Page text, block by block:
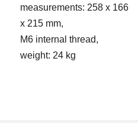
measurements: 258 x 166
x 215 mm,
M6 internal thread,
weight: 24 kg